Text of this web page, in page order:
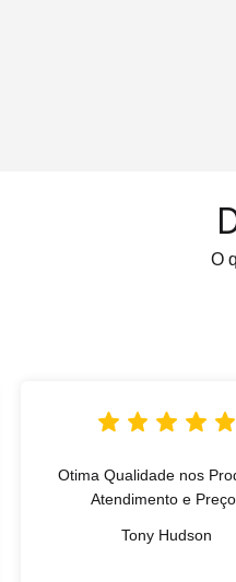
O
Otima Qualidade nos
Atendimento e
Tony Hudson